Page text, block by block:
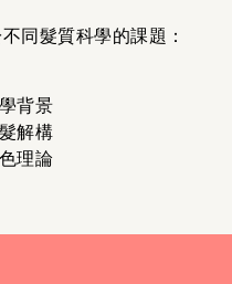
同髮質科學的課題：
背景
解構
理論